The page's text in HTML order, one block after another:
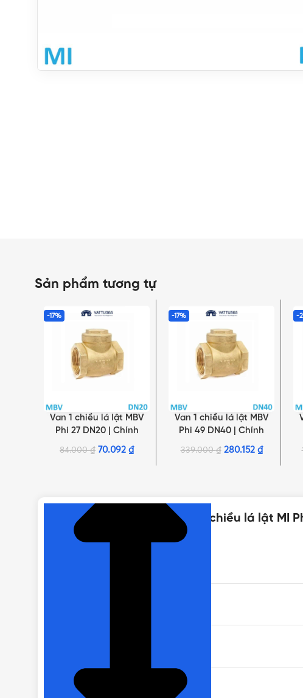
Sản phẩm tương tự
-17%
THÊM VÀO GIỎ HÀNG
Van 1 chiều lá lật MBV
Phi 27 DN20 | Chính
hãng Minh Hòa
84.000₫ 70.092 ₫
-17%
THÊM VÀO GIỎ HÀNG
Van 1 chiều lá lật MBV
Phi 49 DN40 | Chính
hãng Minh Hòa
339.000₫ 280.152 ₫
-
Thông số kỹ thuật của Van 1 chiều lá lật MI
TRỌNG LƯỢNG
NHẤN ĐỂ XEM TIẾP (THU GỌN)